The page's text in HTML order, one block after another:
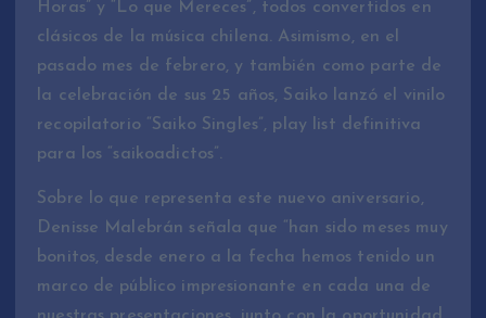
Horas” y “Lo que Mereces”, todos convertidos en
clásicos de la música chilena. Asimismo, en el
pasado mes de febrero, y también como parte de
la celebración de sus 25 años, Saiko lanzó el vinilo
recopilatorio “Saiko Singles”, play list definitiva
para los “saikoadictos”.
Sobre lo que representa este nuevo aniversario,
Denisse Malebrán señala que “han sido meses muy
bonitos, desde enero a la fecha hemos tenido un
marco de público impresionante en cada una de